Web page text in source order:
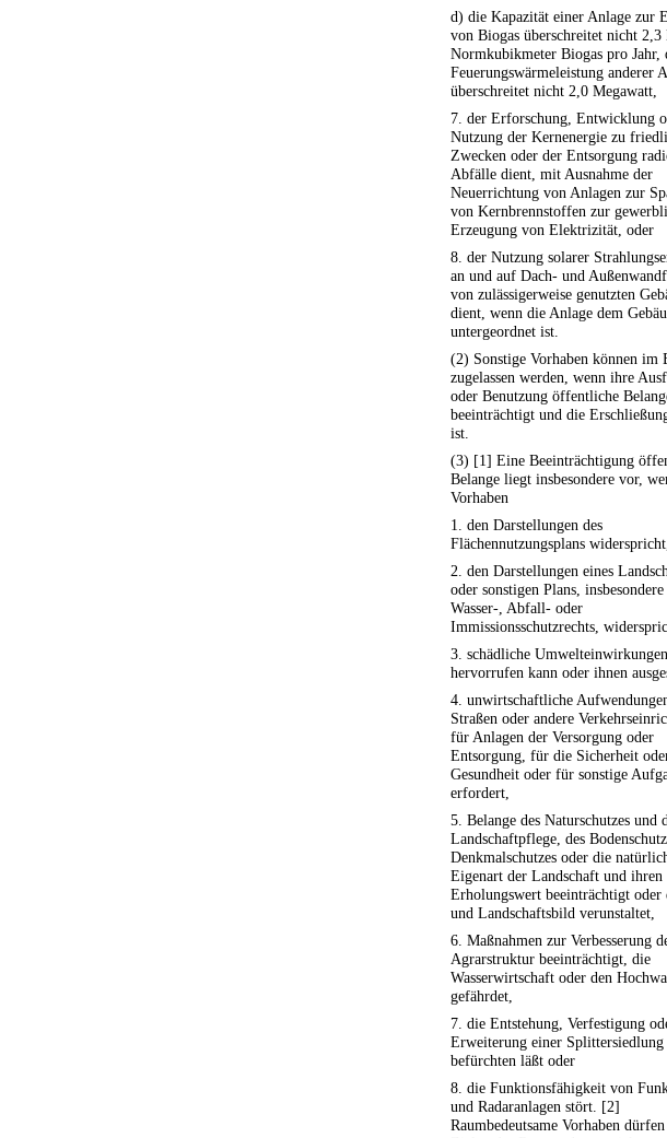
d) die Kapazität einer Anlage zur
von Biogas überschreitet nicht
Normkubikmeter Biogas pro Jahr,
Feuerungswärmeleistung anderer
überschreitet nicht 2,0 Megawatt,
7. der Erforschung, Entwicklung
Nutzung der Kernenergie zu
Zwecken oder der Entsorgung
Abfälle dient, mit Ausnahme der
Neuerrichtung von Anlagen zur
von Kernbrennstoffen zur
Erzeugung von Elektrizität, oder
8. der Nutzung solarer
an und auf Dach- und
von zulässigerweise genutzten
dient, wenn die Anlage dem
untergeordnet ist.
(2) Sonstige Vorhaben können im
zugelassen werden, wenn ihre
oder Benutzung öffentliche
beeinträchtigt und die
ist.
(3) [1] Eine Beeinträchtigung
Belange liegt insbesondere vor,
Vorhaben
1. den Darstellungen des
Flächennutzungsplans
2. den Darstellungen eines
oder sonstigen Plans, insbesondere
Wasser-, Abfall- oder
Immissionsschutzrechts,
3. schädliche Umwelteinwirkungen
hervorrufen kann oder ihnen
4. unwirtschaftliche
Straßen oder andere
für Anlagen der Versorgung oder
Entsorgung, für die Sicherheit
Gesundheit oder für sonstige
erfordert,
5. Belange des Naturschutzes und
Landschaftpflege, des
Denkmalschutzes oder die
Eigenart der Landschaft und ihren
Erholungswert beeinträchtigt oder
und Landschaftsbild verunstaltet,
6. Maßnahmen zur Verbesserung
Agrarstruktur beeinträchtigt, die
Wasserwirtschaft oder den
gefährdet,
7. die Entstehung, Verfestigung
Erweiterung einer Splittersiedlung
befürchten läßt oder
8. die Funktionsfähigkeit von
und Radaranlagen stört. [2]
Raumbedeutsame Vorhaben